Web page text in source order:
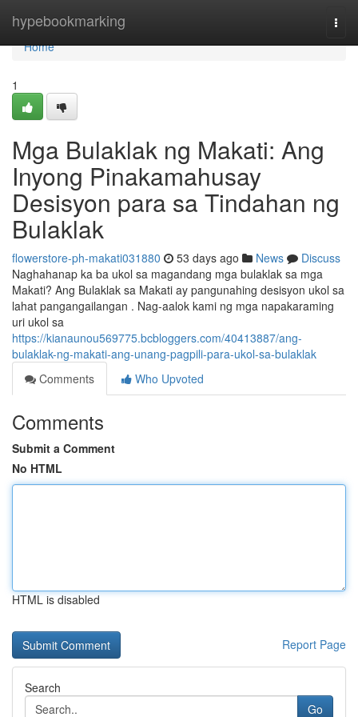
hypebookmarking
Home
Home
1
Mga Bulaklak ng Makati: Ang
Inyong Pinakamahusay
Desisyon para sa Tindahan ng
Bulaklak
flowerstore-ph-makati031880 53 days ago News
Discuss
Naghahanap ka ba ukol sa magandang mga bulaklak sa mga
Makati? Ang Bulaklak sa Makati ay pangunahing desisyon ukol sa
lahat pangangailangan . Nag-aalok kami ng mga napakaraming
uri ukol sa
https://kianaunou569775.bcbloggers.com/40413887/ang-
bulaklak-ng-makati-ang-unang-pagpili-para-ukol-sa-bulaklak
Comments
Who Upvoted
Comments
Submit a Comment
No HTML
HTML is disabled
Report Page
Search
Go